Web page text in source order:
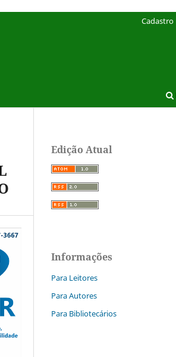
Cadastro
Edição Atual
Informações
Para Leitores
Para Autores
Para Bibliotecários